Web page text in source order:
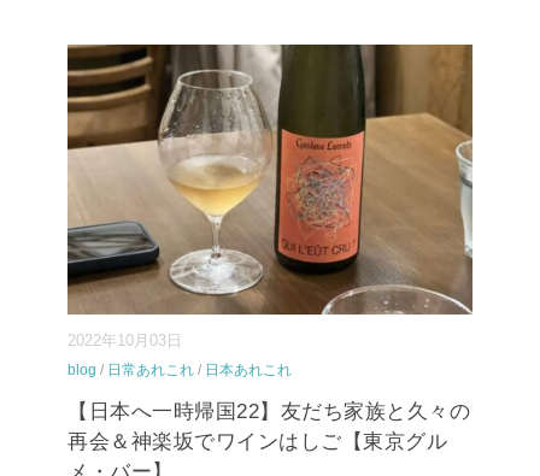
2022年10月03日
blog / 日常あれこれ / 日本あれこれ
【日本へ一時帰国22】友だち家族と久々の
再会＆神楽坂でワインはしご【東京グル